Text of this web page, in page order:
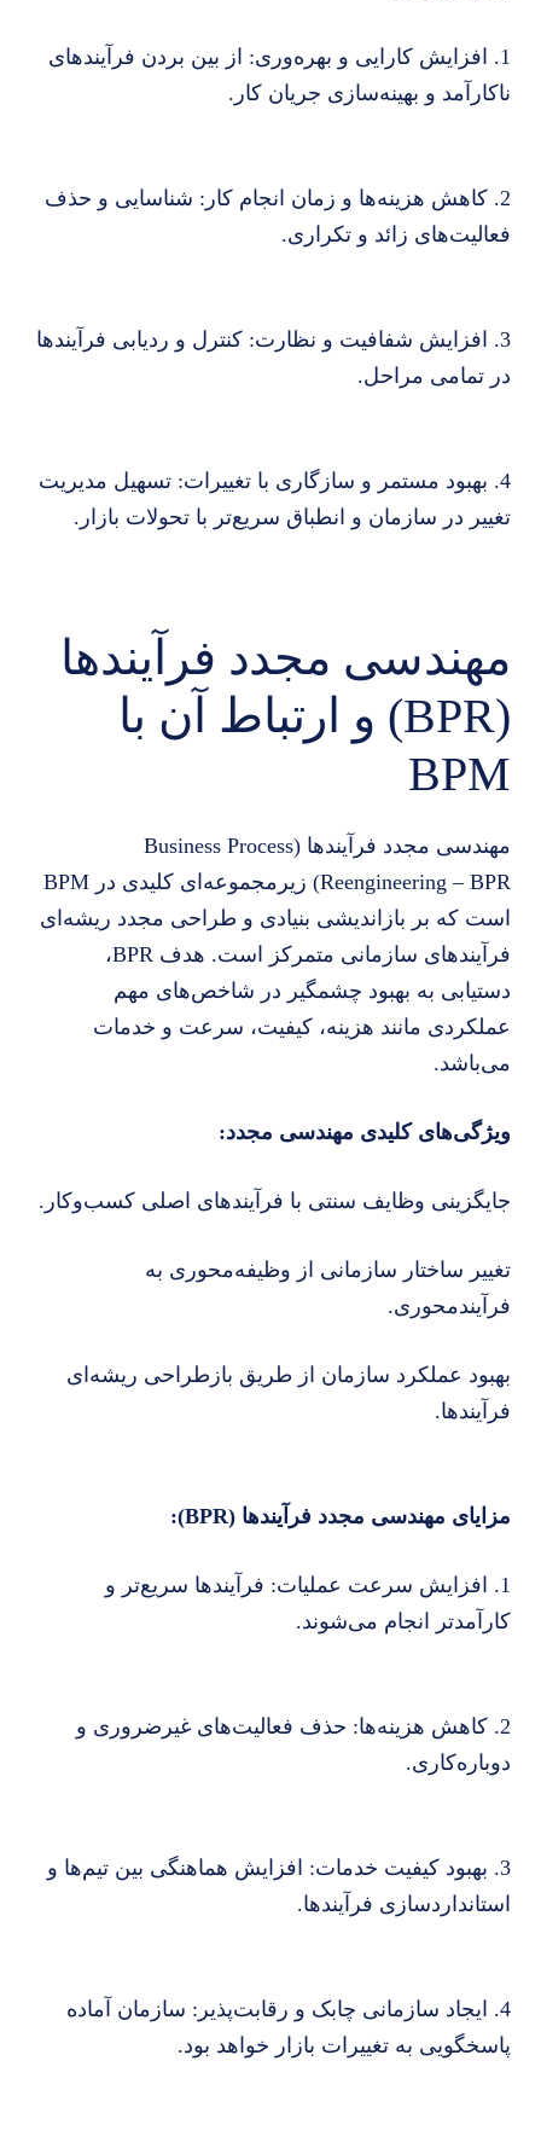
1. افزایش کارایی و بهره‌وری: از بین بردن فرآیندهای
ناکارآمد و بهینه‌سازی جریان کار.
2. کاهش هزینه‌ها و زمان انجام کار: شناسایی و حذف
فعالیت‌های زائد و تکراری.
3. افزایش شفافیت و نظارت: کنترل و ردیابی فرآیندها
در تمامی مراحل.
4. بهبود مستمر و سازگاری با تغییرات: تسهیل مدیریت
تغییر در سازمان و انطباق سریع‌تر با تحولات بازار.
مهندسی مجدد فرآیندها
(BPR) و ارتباط آن با
BPM
مهندسی مجدد فرآیندها (Business Process
Reengineering – BPR) زیرمجموعه‌ای کلیدی در BPM
است که بر بازاندیشی بنیادی و طراحی مجدد ریشه‌ای
فرآیندهای سازمانی متمرکز است. هدف BPR،
دستیابی به بهبود چشمگیر در شاخص‌های مهم
عملکردی مانند هزینه، کیفیت، سرعت و خدمات
می‌باشد.
ویژگی‌های کلیدی مهندسی مجدد:
جایگزینی وظایف سنتی با فرآیندهای اصلی کسب‌وکار.
تغییر ساختار سازمانی از وظیفه‌محوری به
فرآیندمحوری.
بهبود عملکرد سازمان از طریق بازطراحی ریشه‌ای
فرآیندها.
مزایای مهندسی مجدد فرآیندها (BPR):
1. افزایش سرعت عملیات: فرآیندها سریع‌تر و
کارآمدتر انجام می‌شوند.
2. کاهش هزینه‌ها: حذف فعالیت‌های غیرضروری و
دوباره‌کاری.
3. بهبود کیفیت خدمات: افزایش هماهنگی بین تیم‌ها و
استانداردسازی فرآیندها.
4. ایجاد سازمانی چابک و رقابت‌پذیر: سازمان آماده
پاسخگویی به تغییرات بازار خواهد بود.